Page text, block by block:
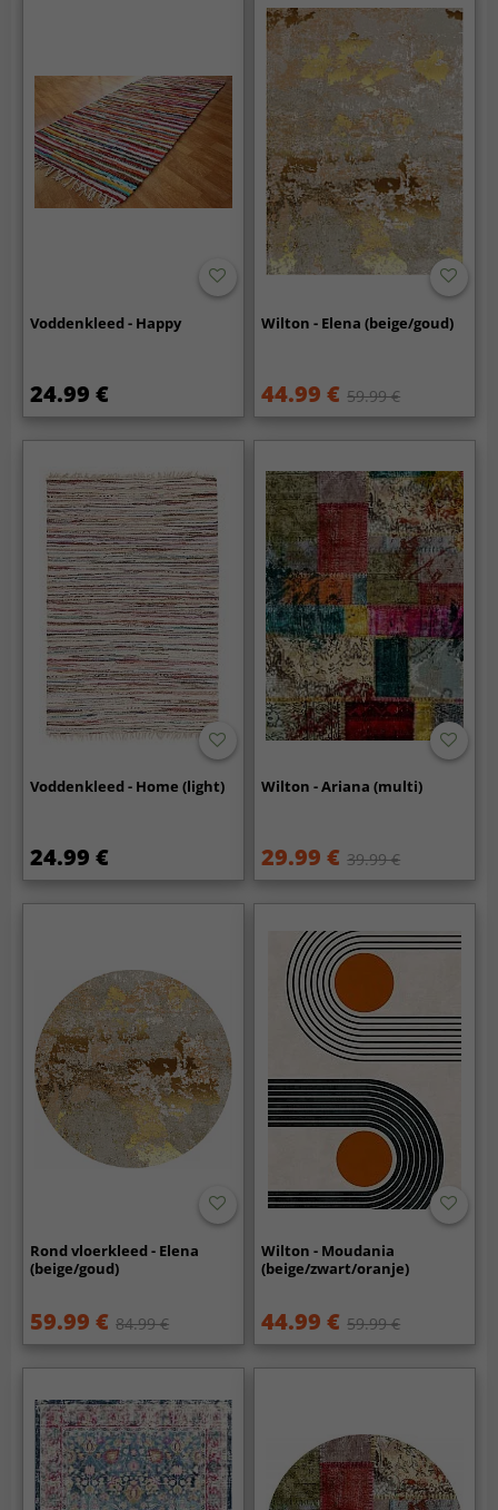
Voddenkleed - Happy
24.99 €
Wilton - Elena (beige/goud)
44.99 € 59.99 €
Voddenkleed - Home (light)
24.99 €
Wilton - Ariana (multi)
29.99 € 39.99 €
Rond vloerkleed - Elena
(beige/goud)
59.99 € 84.99 €
Wilton - Moudania
(beige/zwart/oranje)
44.99 € 59.99 €